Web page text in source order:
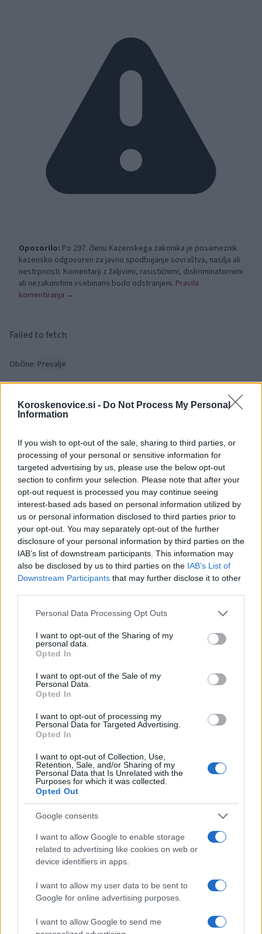
Koroskenovice.si - Do Not Process My Personal
Information
If you wish to opt-out of the sale, sharing to third parties, or
processing of your personal or sensitive information for
targeted advertising by us, please use the below opt-out
section to confirm your selection. Please note that after your
opt-out request is processed you may continue seeing
interest-based ads based on personal information utilized by
us or personal information disclosed to third parties prior to
your opt-out. You may separately opt-out of the further
disclosure of your personal information by third parties on the
IAB’s list of downstream participants. This information may
also be disclosed by us to third parties on the IAB’s List of
Downstream Participants that may further disclose it to other
Please note that this website/app uses one or more Google
not limited to your visit or usage behaviour. You may click to
grant or deny consent to Google and its third-party tags to
use your data for below specified purposes in below Google
consent section.
Personal Data Processing Opt Outs
I want to opt-out of the Sharing of my
personal data.
Opted In
I want to opt-out of the Sale of my
Personal Data.
Opted In
I want to opt-out of processing my
Personal Data for Targeted Advertising.
Opted In
I want to opt-out of Collection, Use,
Retention, Sale, and/or Sharing of my
Personal Data that Is Unrelated with the
Purposes for which it was collected.
Opted Out
Google consents
I want to allow Google to enable storage
related to advertising like cookies on web or
device identifiers in apps.
I want to allow my user data to be sent to
Google for online advertising purposes.
I want to allow Google to send me
Opozorilo: Po 297. členu Kazenskega zakonika je posameznik
kazensko odgovoren za javno spodbujanje sovraštva, nasilja ali
nestrpnosti. Komentarji z žaljivimi, rasističnimi, diskriminatornimi
ali nezakonitimi vsebinami bodo odstranjeni. Pravila
komentiranja →
Failed to fetch
Občine: Prevalje
Kategorije:Novice
Ključne besede:
predavanje